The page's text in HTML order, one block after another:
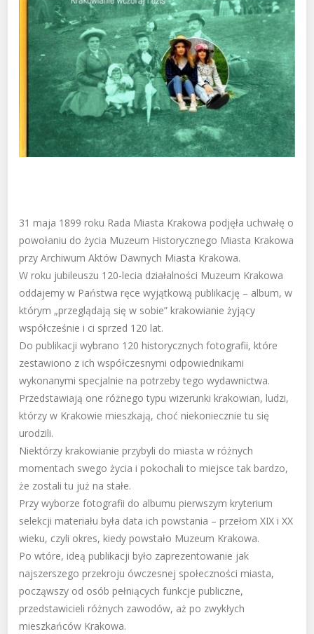
31 maja 1899 roku Rada Miasta Krakowa podjęła uchwałę o
powołaniu do życia Muzeum Historycznego Miasta Krakowa
przy Archiwum Aktów Dawnych Miasta Krakowa.
W roku jubileuszu 120-lecia działalności Muzeum Krakowa
oddajemy w Państwa ręce wyjątkową publikację – album, w
którym „przeglądają się w sobie” krakowianie żyjący
współcześnie i ci sprzed 120 lat.
Do publikacji wybrano 120 historycznych fotografii, które
zestawiono z ich współczesnymi odpowiednikami
wykonanymi specjalnie na potrzeby tego wydawnictwa.
Przedstawiają one różnego typu wizerunki krakowian, ludzi,
którzy w Krakowie mieszkają, choć niekoniecznie tu się
urodzili.
Niektórzy krakowianie przybyli do miasta w różnych
momentach swego życia i pokochali to miejsce tak bardzo,
że zostali tu już na stałe.
Przy wyborze fotografii do albumu pierwszym kryterium
selekcji materiału była data ich powstania – przełom XIX i XX
wieku, czyli okres, kiedy powstało Muzeum Krakowa.
Po wtóre, ideą publikacji było zaprezentowanie jak
najszerszego przekroju ówczesnej społeczności miasta,
począwszy od osób pełniących funkcje publiczne,
przedstawicieli różnych zawodów, aż po zwykłych
mieszkańców Krakowa.